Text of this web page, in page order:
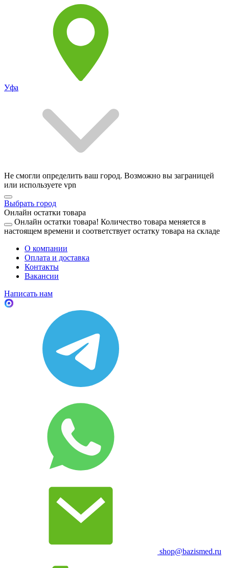
Уфа
Не смогли определить ваш город. Возможно вы заграницей
или используете vpn
Выбрать город
Онлайн остатки товара
Онлайн остатки товара! Количество товара меняется в
настоящем времени и соответствует остатку товара на складе
О компании
Оплата и доставка
Контакты
Вакансии
Написать нам
shop@bazismed.ru